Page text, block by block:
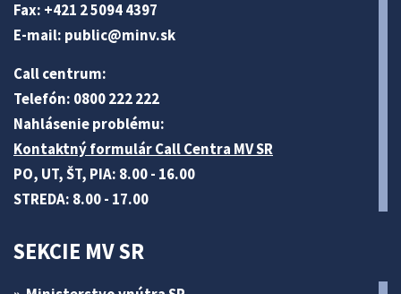
Fax: +421 2 5094 4397
E-mail: public@minv.sk
Call centrum:
Telefón: 0800 222 222
Nahlásenie problému:
Kontaktný formulár Call Centra MV SR
PO, UT, ŠT, PIA: 8.00 - 16.00
STREDA: 8.00 - 17.00
SEKCIE MV SR